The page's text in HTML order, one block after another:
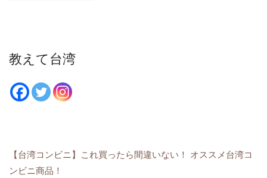
教えて台湾
【台湾コンビニ】これ買ったら間違いない！ オススメ台湾コ
ンビニ商品！